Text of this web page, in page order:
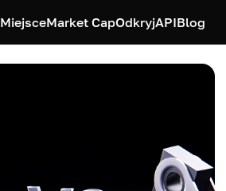
MiejsceMarket CapOdkryjAPIBlog